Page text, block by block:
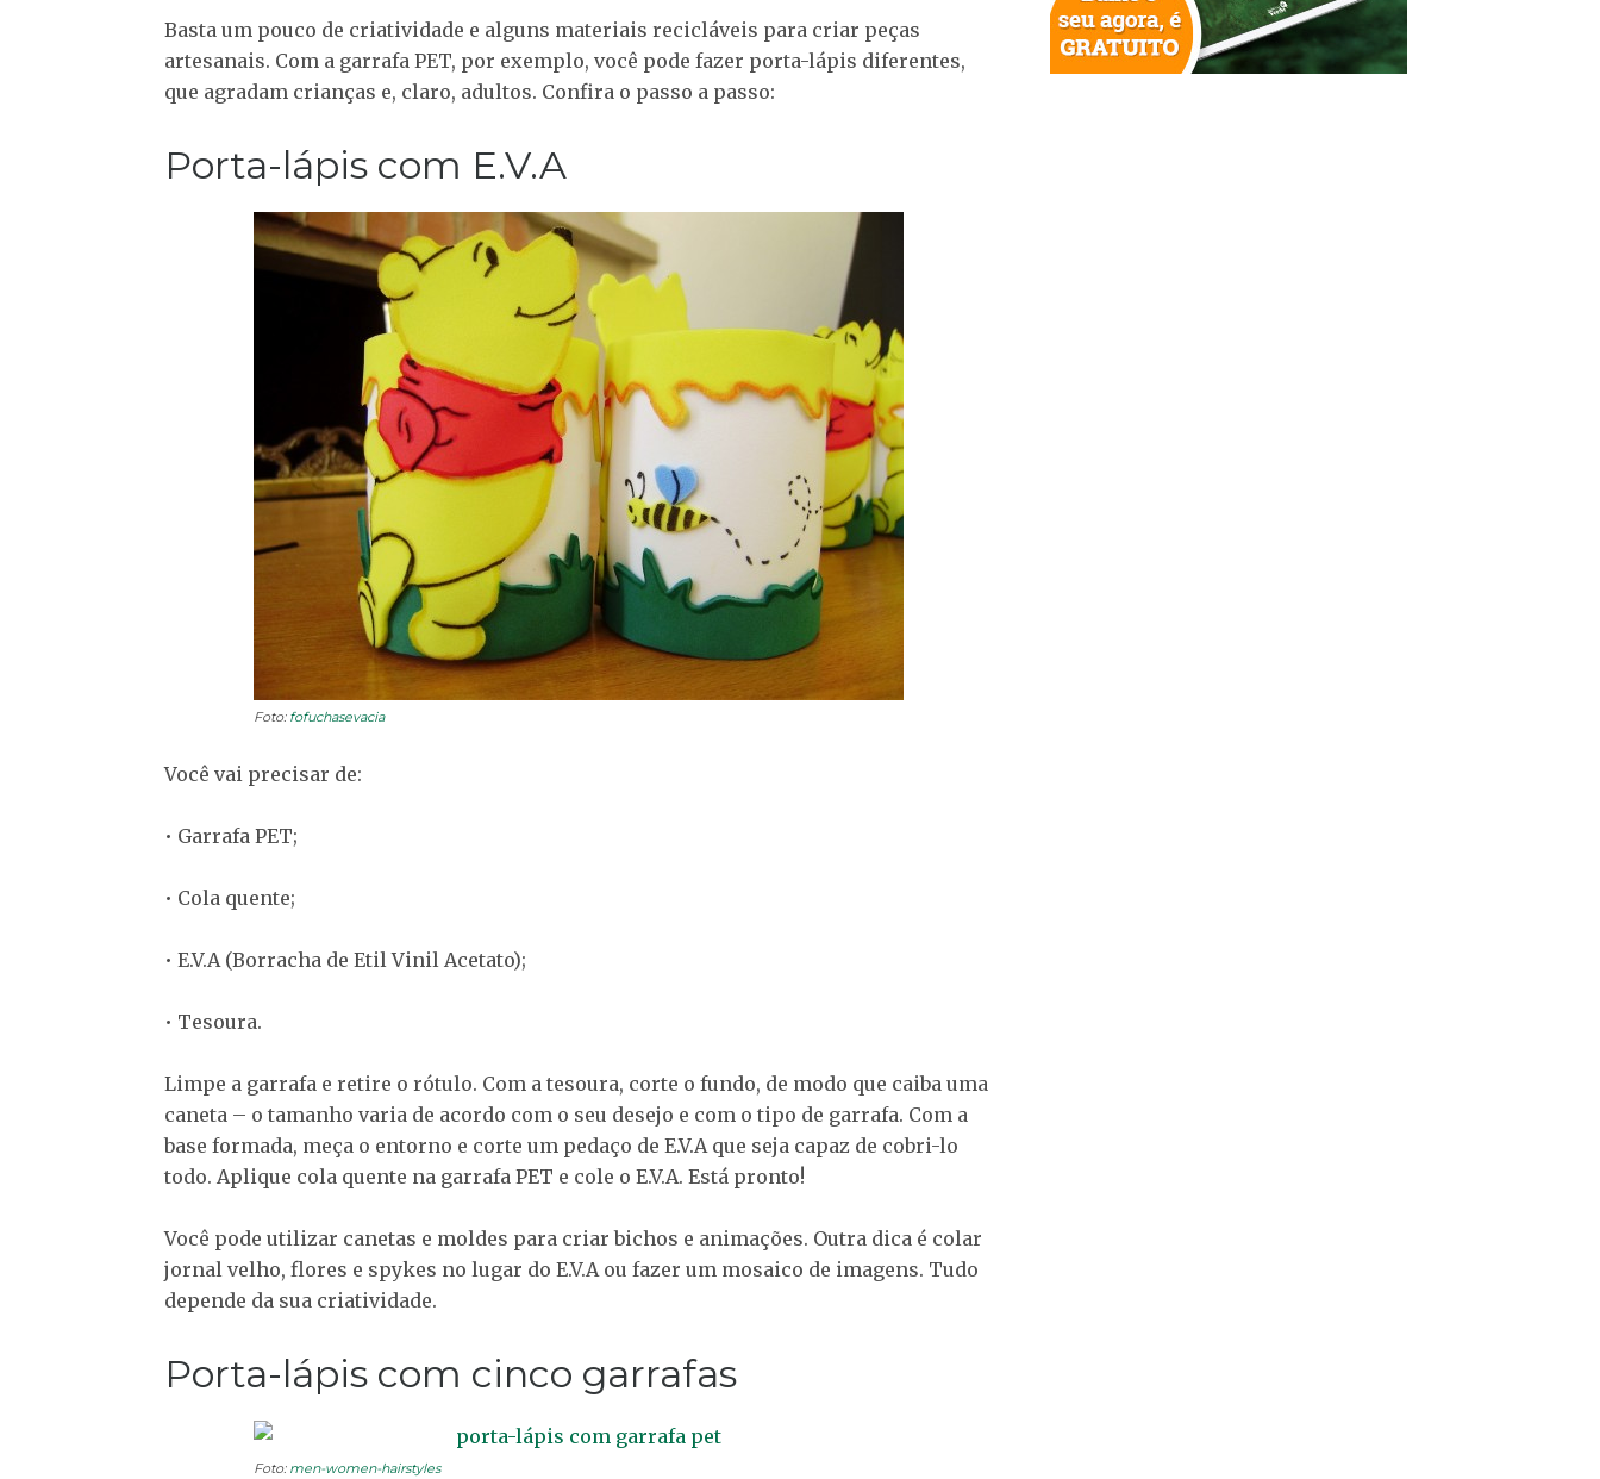
Basta um pouco de criatividade e alguns materiais recicláveis para criar peças
artesanais. Com a garrafa PET, por exemplo, você pode fazer porta-lápis diferentes,
que agradam crianças e, claro, adultos. Confira o passo a passo:
Porta-lápis com E.V.A
Foto: fofuchasevacia
Você vai precisar de:
• Garrafa PET;
• Cola quente;
• E.V.A (Borracha de Etil Vinil Acetato);
• Tesoura.
Limpe a garrafa e retire o rótulo. Com a tesoura, corte o fundo, de modo que caiba uma
caneta – o tamanho varia de acordo com o seu desejo e com o tipo de garrafa. Com a
base formada, meça o entorno e corte um pedaço de E.V.A que seja capaz de cobri-lo
todo. Aplique cola quente na garrafa PET e cole o E.V.A. Está pronto!
Você pode utilizar canetas e moldes para criar bichos e animações. Outra dica é colar
jornal velho, flores e spykes no lugar do E.V.A ou fazer um mosaico de imagens. Tudo
depende da sua criatividade.
Porta-lápis com cinco garrafas
Foto: men-women-hairstyles